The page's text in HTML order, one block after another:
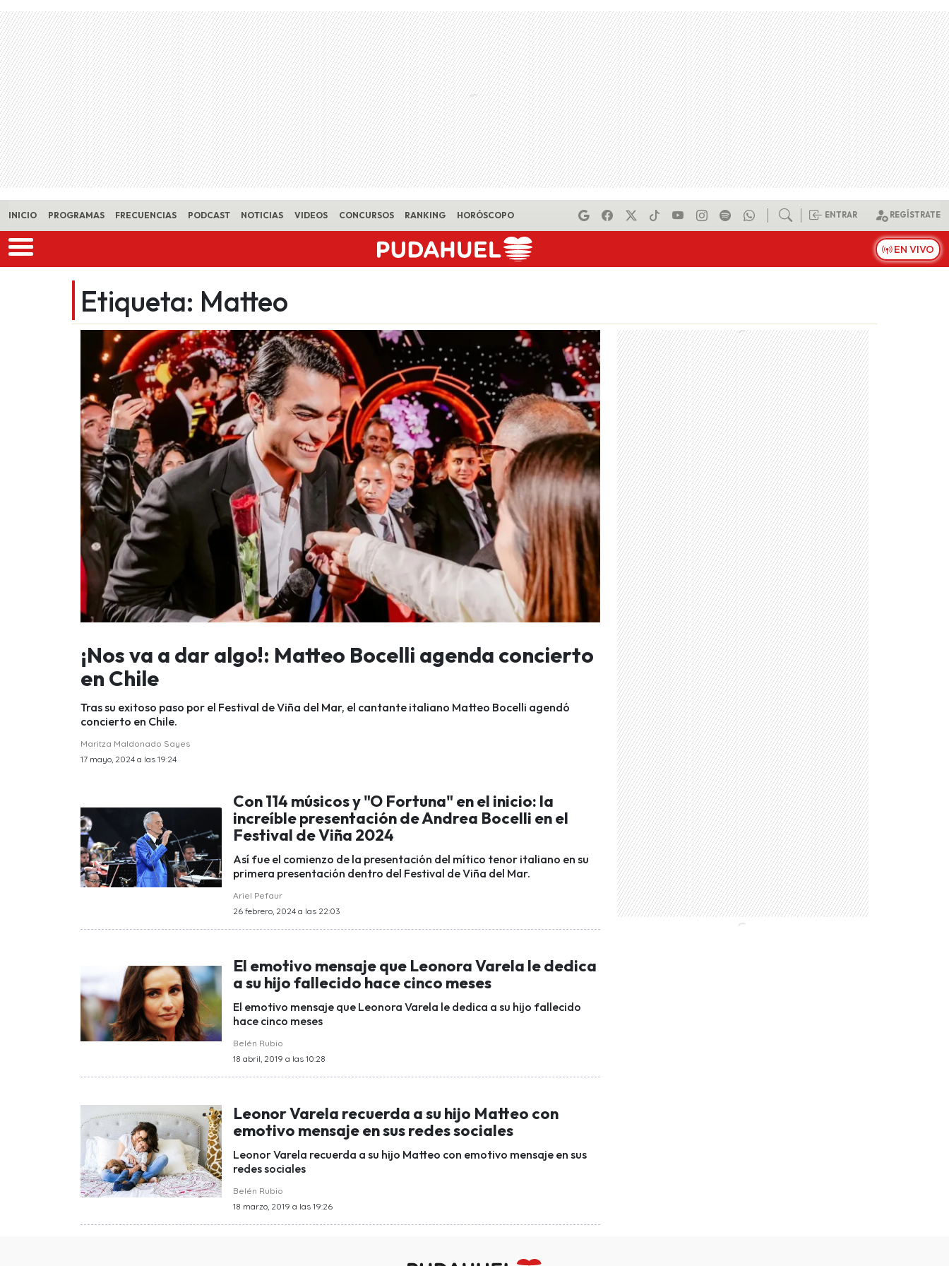
Skip to main content
INICIO PROGRAMAS FRECUENCIAS PODCAST NOTICIAS VIDEOS CONCURSOS RANKING HORÓSCOPO ENTRAR REGÍSTRATE
EN VIVO
Etiqueta: Matteo
¡Nos va a dar algo!: Matteo Bocelli agenda concierto
en Chile
Tras su exitoso paso por el Festival de Viña del Mar, el cantante italiano Matteo Bocelli agendó
concierto en Chile.
Maritza Maldonado Sayes
17 mayo, 2024 a las 19:24
Con 114 músicos y "O Fortuna" en el inicio: la
increíble presentación de Andrea Bocelli en el
Festival de Viña 2024
Así fue el comienzo de la presentación del mítico tenor italiano en su
primera presentación dentro del Festival de Viña del Mar.
Ariel Pefaur
26 febrero, 2024 a las 22:03
El emotivo mensaje que Leonora Varela le dedica
a su hijo fallecido hace cinco meses
El emotivo mensaje que Leonora Varela le dedica a su hijo fallecido
hace cinco meses
Belén Rubio
18 abril, 2019 a las 10:28
Leonor Varela recuerda a su hijo Matteo con
emotivo mensaje en sus redes sociales
Leonor Varela recuerda a su hijo Matteo con emotivo mensaje en sus
redes sociales
Belén Rubio
18 marzo, 2019 a las 19:26